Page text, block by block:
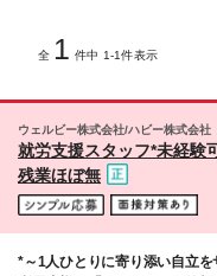
全 1 件中 1-1件表示
ウェルビー株式会社/ハビー株式会社
就労支援スタッフ*未経験
残業ほぼ無
*～1人ひとりに寄り添い自立を